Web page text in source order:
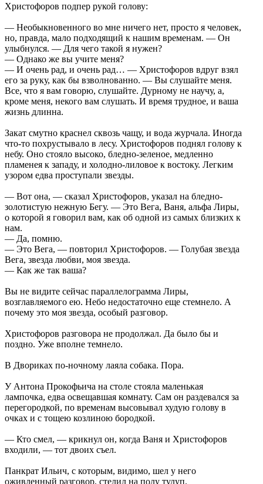
Христофоров подпер рукой голову:
— Необыкновенного во мне ничего нет, просто я человек,
но, правда, мало подходящий к нашим временам. — Он
улыбнулся. — Для чего такой я нужен?
— Однако же вы учите меня?
— И очень рад, и очень рад… — Христофоров вдруг взял
его за руку, как бы взволнованно. — Вы слушайте меня.
Все, что я вам говорю, слушайте. Дурному не научу, а,
кроме меня, некого вам слушать. И время трудное, и ваша
жизнь длинна.
Закат смутно краснел сквозь чащу, и вода журчала. Иногда
что-то похрустывало в лесу. Христофоров поднял голову к
небу. Оно стояло высоко, бледно-зеленое, медленно
пламенея к западу, и холодно-лиловое к востоку. Легким
узором едва проступали звезды.
— Вот она, — сказал Христофоров, указал на бледно-
золотистую нежную Бегу. — Это Вега, Ваня, альфа Лиры,
о которой я говорил вам, как об одной из самых близких к
нам.
— Да, помню.
— Это Вега, — повторил Христофоров. — Голубая звезда
Вега, звезда любви, моя звезда.
— Как же так ваша?
Вы не видите сейчас параллелограмма Лиры,
возглавляемого ею. Небо недостаточно еще стемнело. А
почему это моя звезда, особый разговор.
Христофоров разговора не продолжал. Да было бы и
поздно. Уже вполне темнело.
В Двориках по-ночному лаяла собака. Пора.
У Антона Прокофьича на столе стояла маленькая
лампочка, едва освещавшая комнату. Сам он раздевался за
перегородкой, по временам высовывал худую голову в
очках и с тощею козлиною бородкой.
— Кто смел, — крикнул он, когда Ваня и Христофоров
входили, — тот двоих съел.
Панкрат Ильич, с которым, видимо, шел у него
оживленный разговор, стелил на полу тулуп.